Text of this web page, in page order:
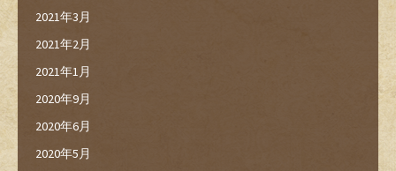
2021年3月
2021年2月
2021年1月
2020年9月
2020年6月
2020年5月